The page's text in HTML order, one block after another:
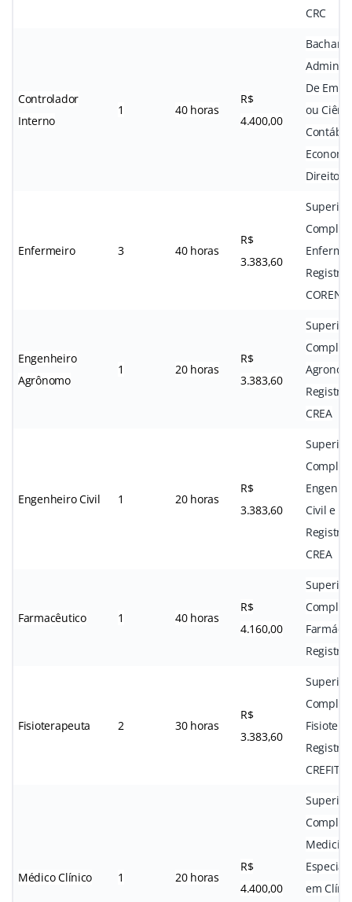
CRC
Controlador
Interno
1 40 horas
R$
4.400,00
De
ou
Direito
Enfermeiro 3 40 horas
R$
3.383,60
Superior
Registro
COREN
Engenheiro
Agrônomo
1 20 horas
R$
3.383,60
Superior
Registro
CREA
Engenheiro Civil 1 20 horas
R$
3.383,60
Superior
Civil e
Registro
CREA
Farmacêutico 1 40 horas
R$
4.160,00
Superior
Registro
Fisioterapeuta 2 30 horas
R$
3.383,60
Superior
Registro
CREFITO
Médico Clínico 1 20 horas
R$
4.400,00
Superior
em